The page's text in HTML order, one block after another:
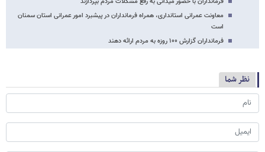
معاونت عمرانی استانداری، همراه فرمانداران در پیشبرد امور عمرانی استان سمنان
است
فرمانداران گزارش ۱۰۰ روزه به مردم ارائه دهند
نظر شما